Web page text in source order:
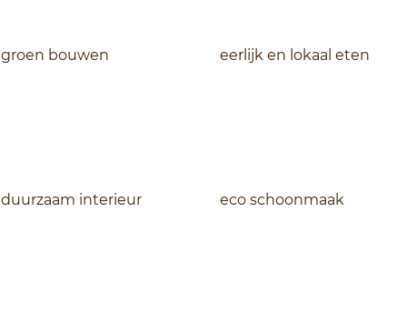
groen bouwen eerlijk en lokaal eten
duurzaam interieur eco schoonmaak